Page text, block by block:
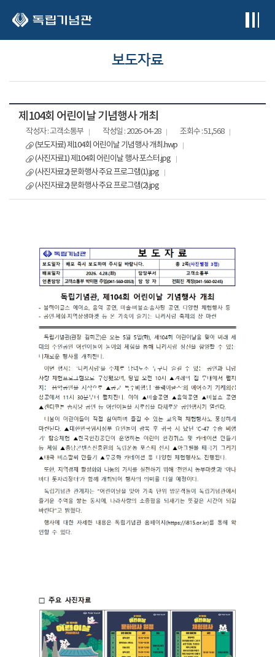
보도자료
제104회 어린이날 기념행사 개최
작성자 : 고객소통부 작성일 : 2026-04-28
조회수 : 51,568
(보도자료) 제104회 어린이날 기념행사 개최.hwp
(사진자료1) 제104회 어린이날 행사 포스터.jpg
(사진자료2) 문화행사 주요 프로그램(1).jpg
(사진자료2) 문화행사 주요 프로그램(2).jpg